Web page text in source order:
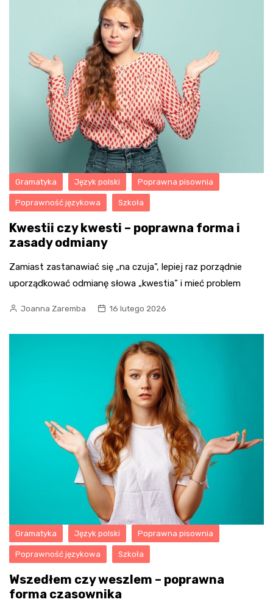
Gramatyka Język polski Poprawna pisownia
Poprawność językowa Szkoła
Kwestii czy kwesti – poprawna forma i
zasady odmiany
Zamiast zastanawiać się „na czuja”, lepiej raz porządnie
uporządkować odmianę słowa „kwestia” i mieć problem
Joanna Zaremba 16 lutego 2026
Gramatyka Język polski Poprawna pisownia
Poprawność językowa Szkoła
Wszedłem czy weszlem – poprawna
forma czasownika